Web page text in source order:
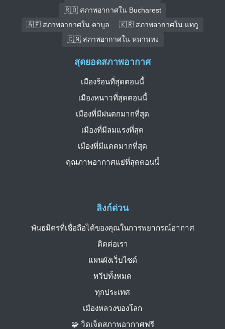
🇷🇴 สภาพอากาศใน Bucharest
🇦🇫 สภาพอากาศใน คาบูล
🇰🇷 สภาพอากาศใน แทกู
🇨🇳 สภาพอากาศใน หนานทง
ลิงก์ด่วน
พันธมิตรที่เชื่อถือได้ของคุณในการพยากรณ์อากาศ
ติดต่อเรา
แผนผังเว็บไซต์
ทวีปทั้งหมด
ทุกประเทศ
เมืองหลวงของโลก
🧩 วิดเจ็ตสภาพอากาศฟรี
สุดยอดสภาพอากาศ
เมืองร้อนที่สุดตอนนี้
เมืองหนาวที่สุดตอนนี้
เมืองที่มีฝนตกมากที่สุด
เมืองที่มีลมแรงที่สุด
เมืองที่มีแดดมากที่สุด
คุณภาพอากาศแย่ที่สุดตอนนี้